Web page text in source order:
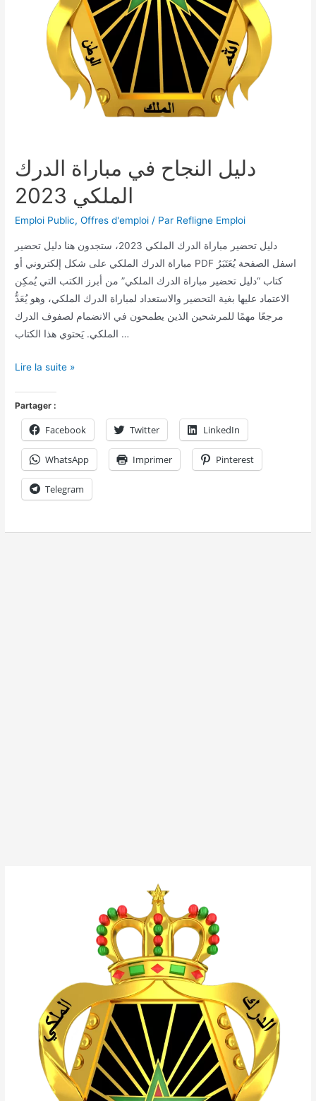
دليل النجاح في مباراة الدرك
الملكي 2023
Emploi Public,Offres d'emploi / Par Refligne Emploi
دليل تحضير مباراة الدرك الملكي 2023، ستجدون هنا دليل تحضير
مباراة الدرك الملكي على شكل إلكتروني أو PDF اسفل الصفحة يُعَتَبَرُ
كتاب “دليل تحضير مباراة الدرك الملكي” من أبرز الكتب التي يُمكِن
الاعتماد عليها بغية التحضير والاستعداد لمباراة الدرك الملكي، وهو يُعَدُّ
مرجعًا مهمًا للمرشحين الذين يطمحون في الانضمام لصفوف الدرك
الملكي. يَحتوي هذا الكتاب …
Lire la suite »
Partager :
Facebook Twitter LinkedIn
WhatsApp Imprimer Pinterest
Telegram